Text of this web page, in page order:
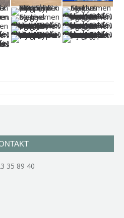
35 89 40